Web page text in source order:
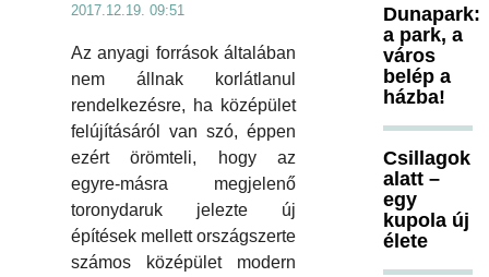
2017.12.19. 09:51
Az anyagi források általában
nem állnak korlátlanul
rendelkezésre, ha középület
felújításáról van szó, éppen
ezért örömteli, hogy az
egyre-másra megjelenő
toronydaruk jelezte új
építések mellett országszerte
számos középület modern
Dunapark:
a park, a
város
belép a
házba!
Csillagok
alatt –
egy
kupola új
élete